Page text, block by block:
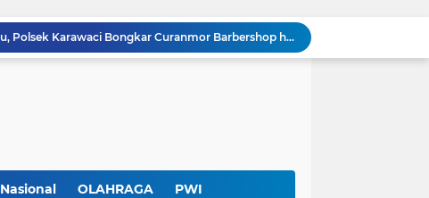
Cuma Sehari Diburu, Polsek Karawaci Bongkar Curanmor Barbershop hingga Jejak Penadah
PWI Kota Tangerang Serahkan SK ke Kesbangpol, Wawan Fauzi: Peran Media Bisa Berdampak Besar hingga Fatal
Nasional OLAHRAGA PWI